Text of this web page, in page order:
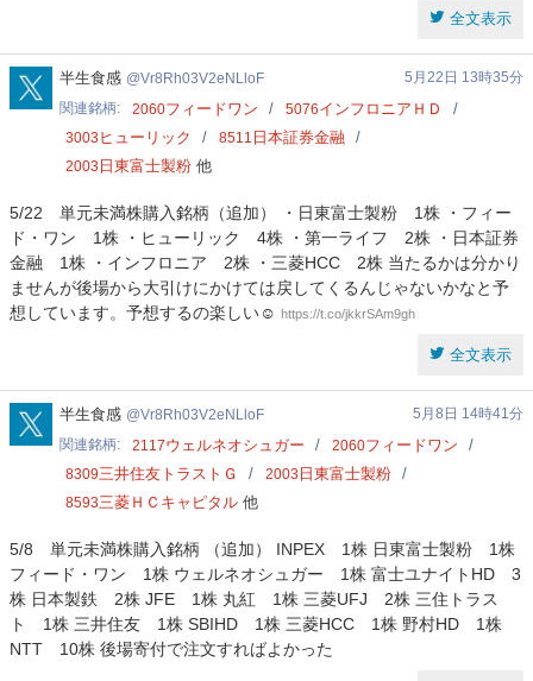
全文表示
Vr8Rh03V2eNLloF
半生食感 Vr8Rh03V2eNLloF
5月22日 13時35分
関連銘柄
2060フィードワン 5076インフロニアＨＤ
3003 ヒューリック 8511 日本証券金融
2003 日東富士製粉 他
5/22 単元未満株購入銘柄（追加） ・日東富士製粉 1株 ・フィー
ド・ワン 1株 ・ヒューリック 4株 ・第一ライフ 2株 ・日本証券
金融 1株 ・インフロニア 2株 ・三菱HCC 2株 当たるかは分かり
ませんが後場から大引けにかけては戻してくるんじゃないかなと予
想しています。予想するの楽しい☺️ https://t.co/jkkrSAm9gh
全文表示
Vr8Rh03V2eNLloF
半生食感 Vr8Rh03V2eNLloF
5月8日 14時41分
関連銘柄
2117ウェルネオシュガー 2060フィードワン
8309三井住友トラストＧ 2003 日東富士製粉
8593三菱ＨＣキャピタル 他
5/8 単元未満株購入銘柄 （追加） INPEX 1株 日東富士製粉 1株
フィード・ワン 1株 ウェルネオシュガー 1株 富士ユナイトHD 3
株 日本製鉄 2株 JFE 1株 丸紅 1株 三菱UFJ 2株 三住トラス
ト 1株 三井住友 1株 SBIHD 1株 三菱HCC 1株 野村HD 1株
NTT 10株 後場寄付で注文すればよかった